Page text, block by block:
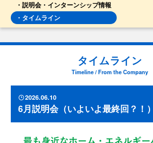
説明会・インターンシップ情報
タイムライン
タイムライン
Timeline / From the Company
2026.06.10
6月説明会（いよいよ最終回？！）